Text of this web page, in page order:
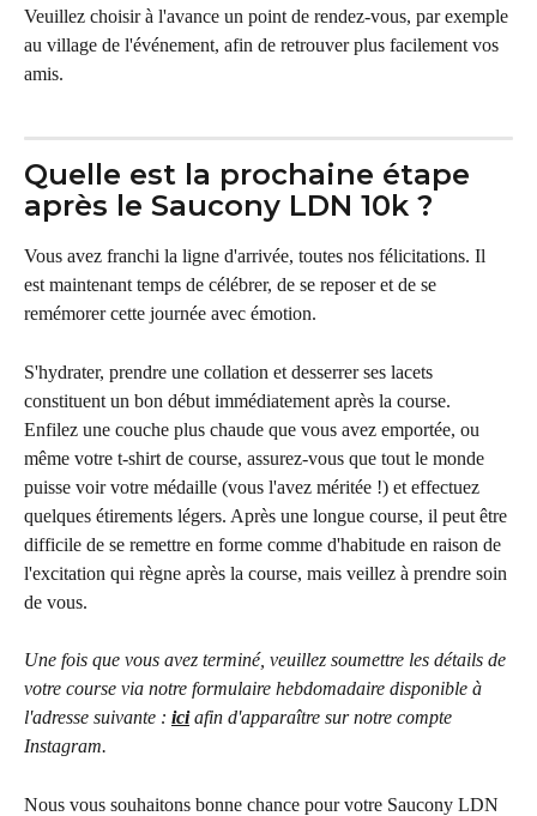
Veuillez choisir à l'avance un point de rendez-vous, par exemple
au village de l'événement, afin de retrouver plus facilement vos
amis.
Quelle est la prochaine étape
après le Saucony LDN 10k ?
Vous avez franchi la ligne d'arrivée, toutes nos félicitations. Il
est maintenant temps de célébrer, de se reposer et de se
remémorer cette journée avec émotion.
S'hydrater, prendre une collation et desserrer ses lacets
constituent un bon début immédiatement après la course.
Enfilez une couche plus chaude que vous avez emportée, ou
même votre t-shirt de course, assurez-vous que tout le monde
puisse voir votre médaille (vous l'avez méritée !) et effectuez
quelques étirements légers. Après une longue course, il peut être
difficile de se remettre en forme comme d'habitude en raison de
l'excitation qui règne après la course, mais veillez à prendre soin
de vous.
Une fois que vous avez terminé, veuillez soumettre les détails de
votre course via notre formulaire hebdomadaire disponible à
l'adresse suivante : ici afin d'apparaître sur notre compte
Instagram.
Nous vous souhaitons bonne chance pour votre Saucony LDN